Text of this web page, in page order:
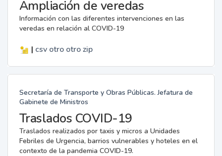
Ampliación de veredas
Información con las diferentes intervenciones en las
veredas en relación al COVID-19
| csv otro otro zip
Secretaría de Transporte y Obras Públicas. Jefatura de
Gabinete de Ministros
Traslados COVID-19
Traslados realizados por taxis y micros a Unidades
Febriles de Urgencia, barrios vulnerables y hoteles en el
contexto de la pandemia COVID-19.